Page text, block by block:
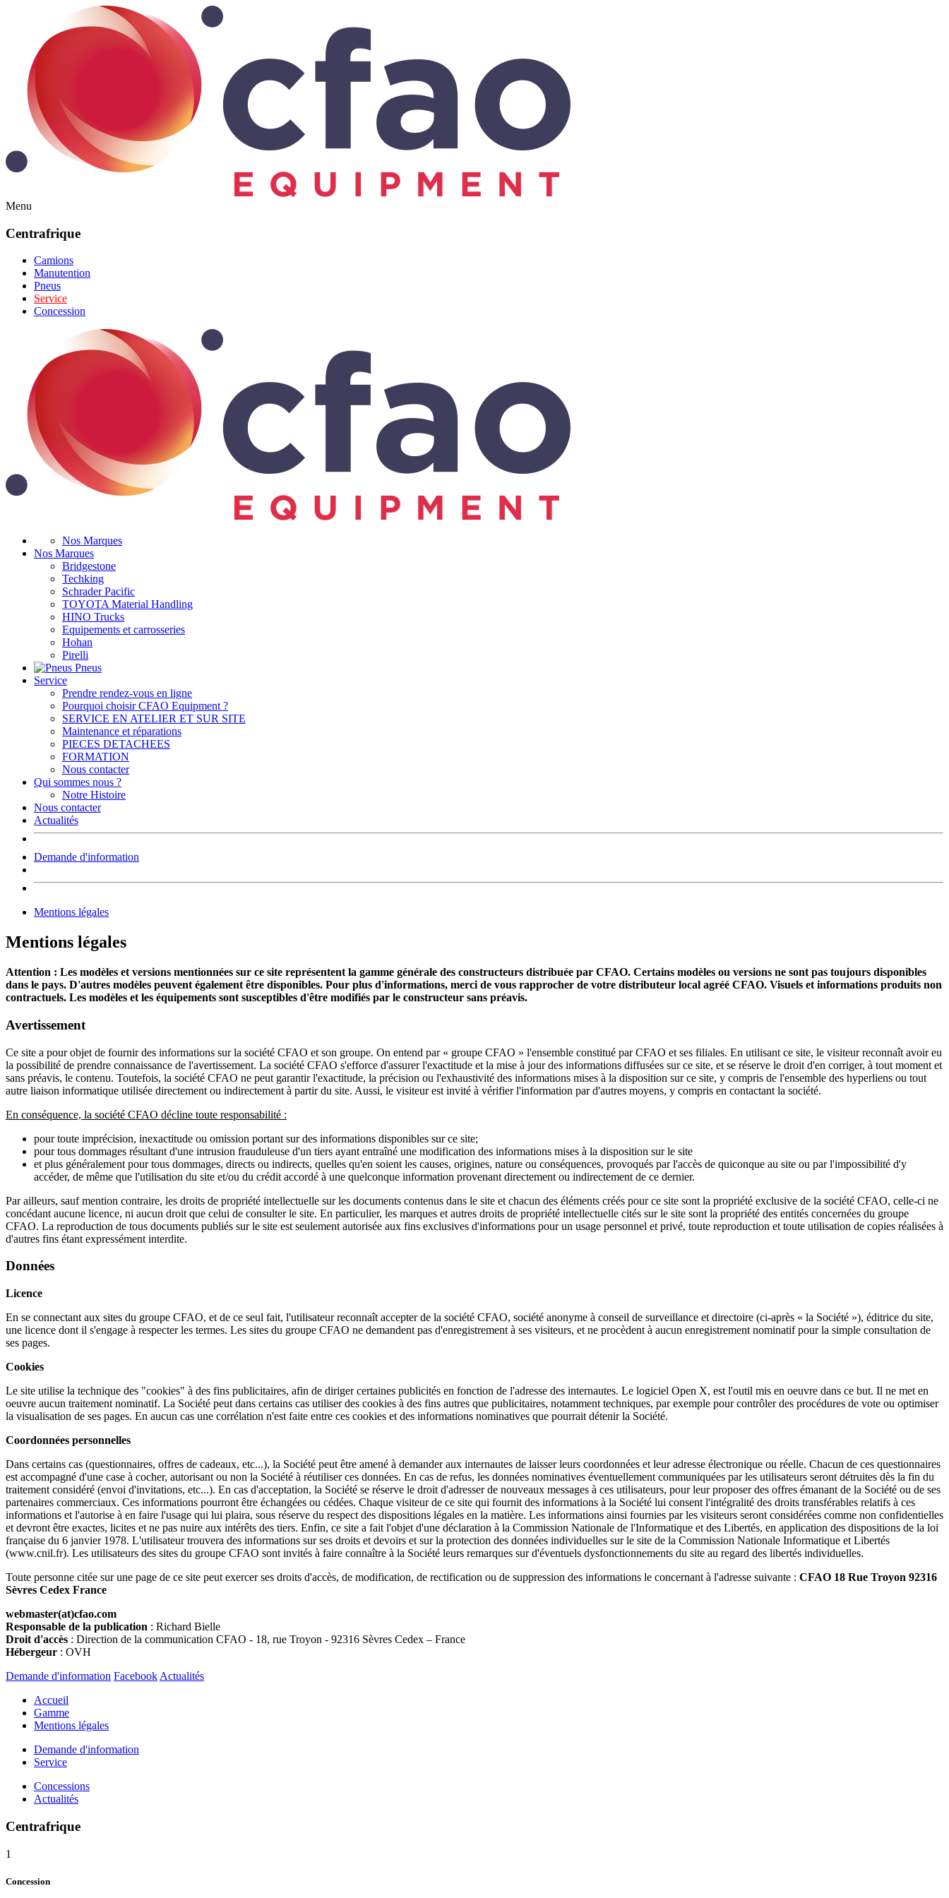
Menu
Centrafrique
Camions
Manutention
Pneus
Service
Concession
Nos Marques
Nos Marques
Bridgestone
Techking
Schrader Pacific
TOYOTA Material Handling
HINO Trucks
Equipements et carrosseries
Hohan
Pirelli
Pneus
Service
Prendre rendez-vous en ligne
Pourquoi choisir CFAO Equipment ?
SERVICE EN ATELIER ET SUR SITE
Maintenance et réparations
PIECES DETACHEES
FORMATION
Nous contacter
Qui sommes nous ?
Notre Histoire
Nous contacter
Actualités
Demande d'information
Mentions légales
Mentions légales
Attention : Les modèles et versions mentionnées sur ce site représentent la gamme générale des constructeurs distribuée par CFAO. Certains modèles ou versions ne sont pas toujours disponibles
dans le pays. D'autres modèles peuvent également être disponibles. Pour plus d'informations, merci de vous rapprocher de votre distributeur local agréé CFAO. Visuels et informations produits non
contractuels. Les modèles et les équipements sont susceptibles d'être modifiés par le constructeur sans préavis.
Avertissement
Ce site a pour objet de fournir des informations sur la société CFAO et son groupe. On entend par « groupe CFAO » l'ensemble constitué par CFAO et ses filiales. En utilisant ce site, le visiteur reconnaît avoir eu
la possibilité de prendre connaissance de l'avertissement. La société CFAO s'efforce d'assurer l'exactitude et la mise à jour des informations diffusées sur ce site, et se réserve le droit d'en corriger, à tout moment et
sans préavis, le contenu. Toutefois, la société CFAO ne peut garantir l'exactitude, la précision ou l'exhaustivité des informations mises à la disposition sur ce site, y compris de l'ensemble des hyperliens ou tout
autre liaison informatique utilisée directement ou indirectement à partir du site. Aussi, le visiteur est invité à vérifier l'information par d'autres moyens, y compris en contactant la société.
En conséquence, la société CFAO décline toute responsabilité :
pour toute imprécision, inexactitude ou omission portant sur des informations disponibles sur ce site;
pour tous dommages résultant d'une intrusion frauduleuse d'un tiers ayant entraîné une modification des informations mises à la disposition sur le site
et plus généralement pour tous dommages, directs ou indirects, quelles qu'en soient les causes, origines, nature ou conséquences, provoqués par l'accès de quiconque au site ou par l'impossibilité d'y
accéder, de même que l'utilisation du site et/ou du crédit accordé à une quelconque information provenant directement ou indirectement de ce dernier.
Par ailleurs, sauf mention contraire, les droits de propriété intellectuelle sur les documents contenus dans le site et chacun des éléments créés pour ce site sont la propriété exclusive de la société CFAO, celle-ci ne
concédant aucune licence, ni aucun droit que celui de consulter le site. En particulier, les marques et autres droits de propriété intellectuelle cités sur le site sont la propriété des entités concernées du groupe
CFAO. La reproduction de tous documents publiés sur le site est seulement autorisée aux fins exclusives d'informations pour un usage personnel et privé, toute reproduction et toute utilisation de copies réalisées à
d'autres fins étant expressément interdite.
Données
Licence
En se connectant aux sites du groupe CFAO, et de ce seul fait, l'utilisateur reconnaît accepter de la société CFAO, société anonyme à conseil de surveillance et directoire (ci-après « la Société »), éditrice du site,
une licence dont il s'engage à respecter les termes. Les sites du groupe CFAO ne demandent pas d'enregistrement à ses visiteurs, et ne procèdent à aucun enregistrement nominatif pour la simple consultation de
ses pages.
Cookies
Le site utilise la technique des "cookies" à des fins publicitaires, afin de diriger certaines publicités en fonction de l'adresse des internautes. Le logiciel Open X, est l'outil mis en oeuvre dans ce but. Il ne met en
oeuvre aucun traitement nominatif. La Société peut dans certains cas utiliser des cookies à des fins autres que publicitaires, notamment techniques, par exemple pour contrôler des procédures de vote ou optimiser
la visualisation de ses pages. En aucun cas une corrélation n'est faite entre ces cookies et des informations nominatives que pourrait détenir la Société.
Coordonnées personnelles
Dans certains cas (questionnaires, offres de cadeaux, etc...), la Société peut être amené à demander aux internautes de laisser leurs coordonnées et leur adresse électronique ou réelle. Chacun de ces questionnaires
est accompagné d'une case à cocher, autorisant ou non la Société à réutiliser ces données. En cas de refus, les données nominatives éventuellement communiquées par les utilisateurs seront détruites dès la fin du
traitement considéré (envoi d'invitations, etc...). En cas d'acceptation, la Société se réserve le droit d'adresser de nouveaux messages à ces utilisateurs, pour leur proposer des offres émanant de la Société ou de ses
partenaires commerciaux. Ces informations pourront être échangées ou cédées. Chaque visiteur de ce site qui fournit des informations à la Société lui consent l'intégralité des droits transférables relatifs à ces
informations et l'autorise à en faire l'usage qui lui plaira, sous réserve du respect des dispositions légales en la matière. Les informations ainsi fournies par les visiteurs seront considérées comme non confidentielles
et devront être exactes, licites et ne pas nuire aux intérêts des tiers. Enfin, ce site a fait l'objet d'une déclaration à la Commission Nationale de l'Informatique et des Libertés, en application des dispositions de la loi
française du 6 janvier 1978. L'utilisateur trouvera des informations sur ses droits et devoirs et sur la protection des données individuelles sur le site de la Commission Nationale Informatique et Libertés
(www.cnil.fr). Les utilisateurs des sites du groupe CFAO sont invités à faire connaître à la Société leurs remarques sur d'éventuels dysfonctionnements du site au regard des libertés individuelles.
Toute personne citée sur une page de ce site peut exercer ses droits d'accès, de modification, de rectification ou de suppression des informations le concernant à l'adresse suivante : CFAO 18 Rue Troyon 92316
Sèvres Cedex France
webmaster(at)cfao.com
Responsable de la publication : Richard Bielle
Droit d'accès : Direction de la communication CFAO - 18, rue Troyon - 92316 Sèvres Cedex – France
Hébergeur : OVH
Demande d'information Facebook Actualités
Accueil
Gamme
Mentions légales
Demande d'information
Service
Concessions
Actualités
Centrafrique
1
Concession